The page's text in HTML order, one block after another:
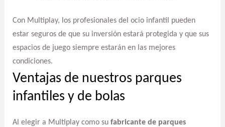
Con Multiplay, los profesionales del ocio infantil pueden
estar seguros de que su inversión estará protegida y que sus
espacios de juego siempre estarán en las mejores
condiciones.
Ventajas de nuestros parques
infantiles y de bolas
Al elegir a Multiplay como su fabricante de parques